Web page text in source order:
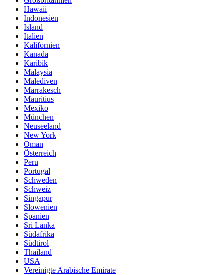
Hawaii
Indonesien
Island
Italien
Kalifornien
Kanada
Karibik
Malaysia
Malediven
Marrakesch
Mauritius
Mexiko
München
Neuseeland
New York
Oman
Österreich
Peru
Portugal
Schweden
Schweiz
Singapur
Slowenien
Spanien
Sri Lanka
Südafrika
Südtirol
Thailand
USA
Vereinigte Arabische Emirate